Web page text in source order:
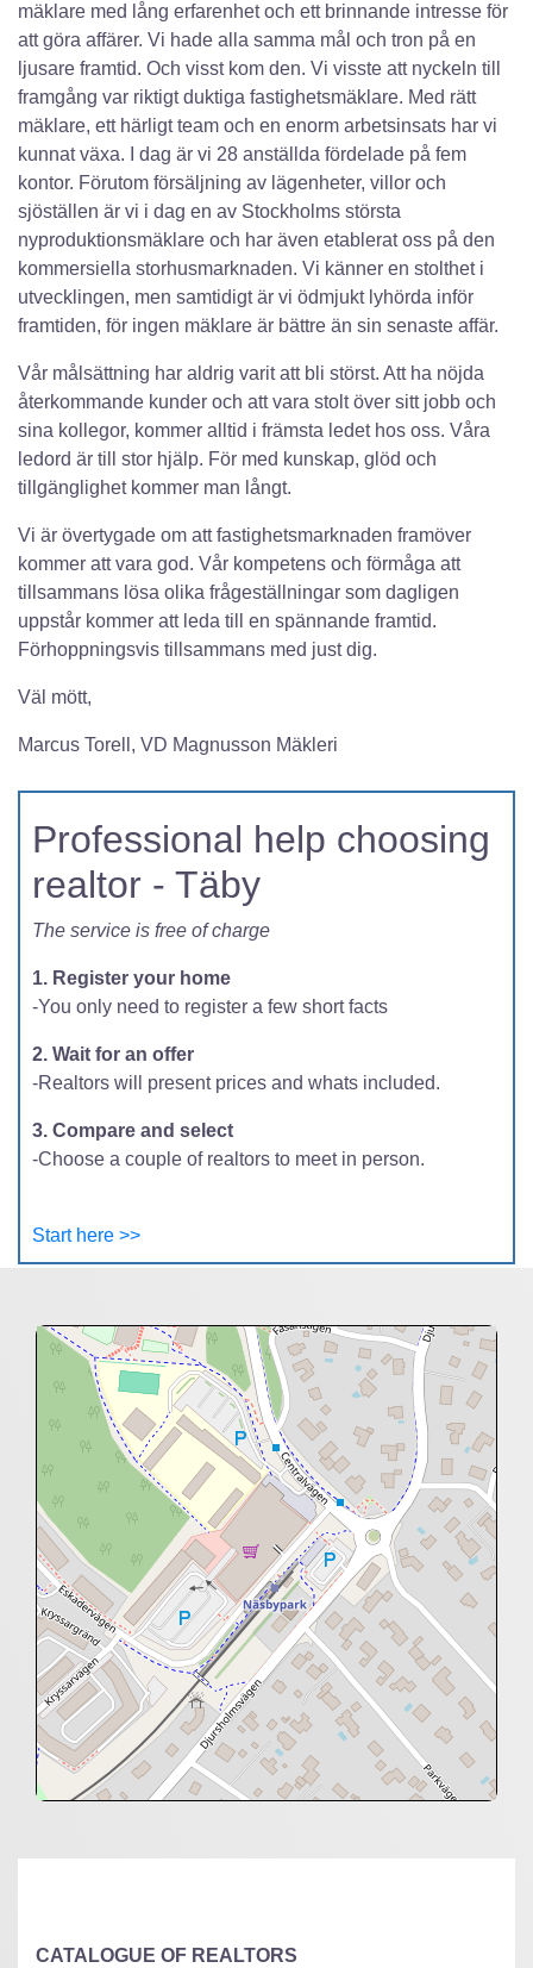
mäklare med lång erfarenhet och ett brinnande intresse för
att göra affärer. Vi hade alla samma mål och tron på en
ljusare framtid. Och visst kom den. Vi visste att nyckeln till
framgång var riktigt duktiga fastighetsmäklare. Med rätt
mäklare, ett härligt team och en enorm arbetsinsats har vi
kunnat växa. I dag är vi 28 anställda fördelade på fem
kontor. Förutom försäljning av lägenheter, villor och
sjöställen är vi i dag en av Stockholms största
nyproduktionsmäklare och har även etablerat oss på den
kommersiella storhusmarknaden. Vi känner en stolthet i
utvecklingen, men samtidigt är vi ödmjukt lyhörda inför
framtiden, för ingen mäklare är bättre än sin senaste affär.
Vår målsättning har aldrig varit att bli störst. Att ha nöjda
återkommande kunder och att vara stolt över sitt jobb och
sina kollegor, kommer alltid i främsta ledet hos oss. Våra
ledord är till stor hjälp. För med kunskap, glöd och
tillgänglighet kommer man långt.
Vi är övertygade om att fastighetsmarknaden framöver
kommer att vara god. Vår kompetens och förmåga att
tillsammans lösa olika frågeställningar som dagligen
uppstår kommer att leda till en spännande framtid.
Förhoppningsvis tillsammans med just dig.
Väl mött,
Marcus Torell, VD Magnusson Mäkleri
Professional help choosing
realtor - Täby
The service is free of charge
1. Register your home
-You only need to register a few short facts
2. Wait for an offer
-Realtors will present prices and whats included.
3. Compare and select
-Choose a couple of realtors to meet in person.
Start here >>
CATALOGUE OF REALTORS